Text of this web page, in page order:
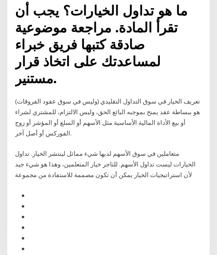
ما هو تداول الخيارات؟ يجب أن
تقرأ المادة. ️مراجعة موضوعية
صادقة كتبها فريق خبراء
لمساعدتك على اتخاذ قرار
مستنير.
تعريف الخيار في سوق التداول التقليدي (وليس في سوق عقود الفروقات)
هو ببساطة عقد يمنح بموجبه البائع الحق، وليس الالتزام، للمشتري لشراء
أو بيع الأداة المالية الأساسية مثل الأسهم أو السلع أو المؤشر أو زوج
الفوركس أو أصل آخر.
متعاملين في سوق الأسهم لديها شيء مماثل لينتشر الخيار. تداول
الخيارات ليست تداول الأسهم. للتاجر خيار المتعلمين، وهذا هو شيء جيد
لأن استراتيجيات الخيار يمكن أن تكون مصممة للاستفادة من مجموعة